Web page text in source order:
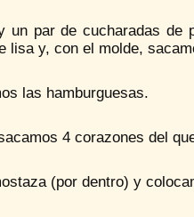
par de cucharadas de
lisa y, con el molde,
las hamburguesas.
4 corazones del
(por dentro) y